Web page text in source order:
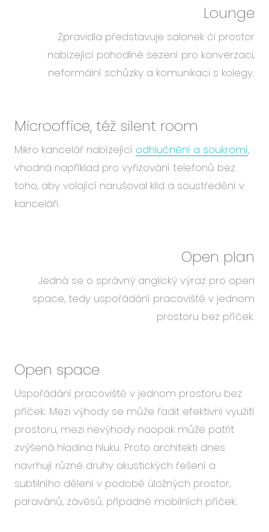
Lounge
Zpravidla představuje salonek či prostor
nabízející pohodlné sezení pro konverzaci,
neformální schůzky a komunikaci s kolegy.
Microoffice, též silent room
Mikro kancelář nabízející odhlučnění a soukromí,
vhodná například pro vyřizování telefonů bez
toho, aby volající narušoval klid a soustředění v
kanceláři.
Open plan
Jedná se o správný anglický výraz pro open
space, tedy uspořádání pracoviště v jednom
prostoru bez příček.
Open space
Uspořádání pracoviště v jednom prostoru bez
příček. Mezi výhody se může řadit efektivní využití
prostoru, mezi nevýhody naopak může patřit
zvýšená hladina hluku. Proto architekti dnes
navrhují různé druhy akustických řešení a
subtilního dělení v podobě úložných prostor,
paravánů, závěsů, případně mobilních příček.